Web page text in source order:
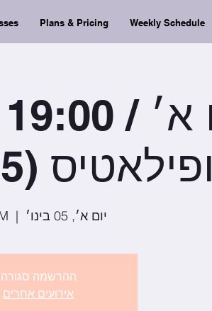
Plans & Pricing Weekly Schedule
ופילאטיס (45 דקות)
יום א׳, 05 בינו׳
  |
ההרשמה סגורה
אירועים אחרים